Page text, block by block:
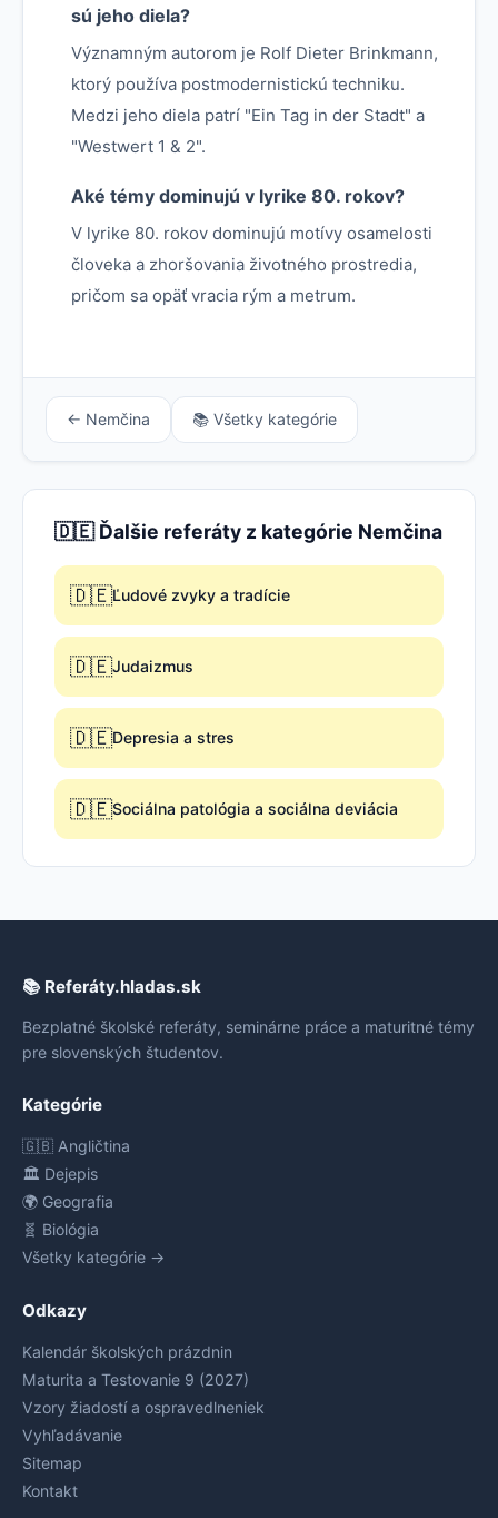
sú jeho diela?
Významným autorom je Rolf Dieter Brinkmann,
ktorý používa postmodernistickú techniku.
Medzi jeho diela patrí "Ein Tag in der Stadt" a
"Westwert 1 & 2".
Aké témy dominujú v lyrike 80. rokov?
V lyrike 80. rokov dominujú motívy osamelosti
človeka a zhoršovania životného prostredia,
pričom sa opäť vracia rým a metrum.
← Nemčina 📚 Všetky kategórie
🇩🇪 Ďalšie referáty z kategórie Nemčina
🇩🇪Ľudové zvyky a tradície
🇩🇪Judaizmus
🇩🇪Depresia a stres
🇩🇪Sociálna patológia a sociálna deviácia
📚 Referáty.hladas.sk
Bezplatné školské referáty, seminárne práce a maturitné témy
pre slovenských študentov.
Kategórie
🇬🇧 Angličtina
🏛️ Dejepis
🌍 Geografia
🧬 Biológia
Všetky kategórie →
Odkazy
Kalendár školských prázdnin
Maturita a Testovanie 9 (2027)
Vzory žiadostí a ospravedlneniek
Vyhľadávanie
Sitemap
Kontakt